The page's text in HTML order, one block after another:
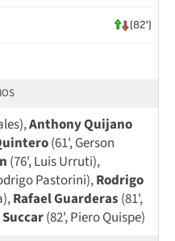
(82')
Anthony Quijano
(61', Gerson
(76', Luis Urruti),
Pastorini),Rodrigo
Rafael Guarderas (81',
(82', Piero Quispe)